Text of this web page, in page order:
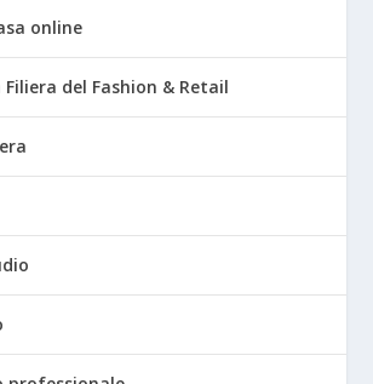
online
del Fashion & Retail